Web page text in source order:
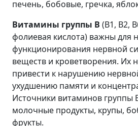
печень, бобовые, гречка,
Витамины группы В (В1, В2,
фолиевая кислота) важны для
функционирования нервной
веществ и кроветворения. Их
привести к нарушению
ухудшению памяти и
Источники витаминов группы
молочные продукты, крупы,
фрукты.